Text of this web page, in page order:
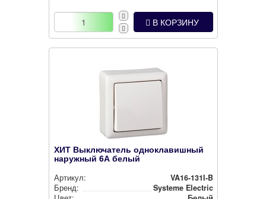
В КОРЗИНУ
ХИТ Выключатель одноклавишный
наружный 6А белый
Артикул:
VA16-131I-B
Бренд:
Systeme Electric